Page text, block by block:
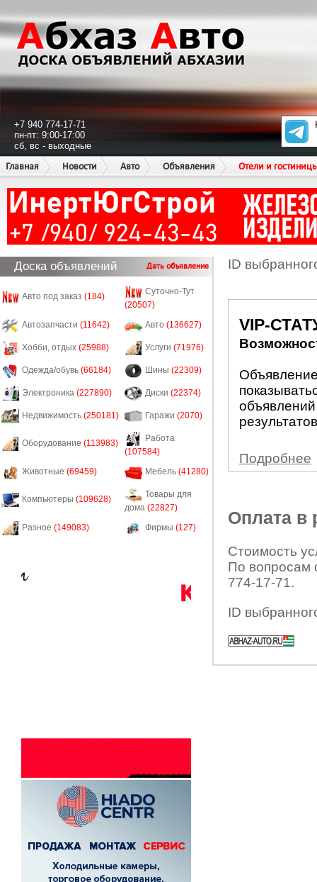
+7 940 774-17-71
пн-пт: 9:00-17:00
сб, вс - выходные
Главная
Новости Авто Объявления Отели и
Доска объявлений Дать объявление
Авто под заказ (184)
Суточно-Тут
(20507)
Автозапчасти (11642) Авто (136627)
Хобби, отдых (25988) Услуги (71976)
Одежда/обувь (66184) Шины (22309)
Электроника (227890) Диски (22374)
Недвижимость (250181) Гаражи (2070)
Оборудование (113983)
Работа
(107584)
Животные (69459) Мебель (41280)
Компьютеры (109628)
Товары для
дома (22827)
Разное (149083) Фирмы (127)
ID
VIP-
Подробнее
Оплата в
Стоимость
По вопросам
774-17-71.
ID